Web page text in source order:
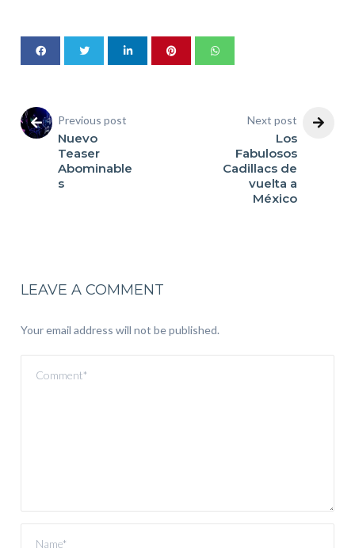
Previous post
Nuevo
Teaser
Abominable
s
Next post
Los
Fabulosos
Cadillacs de
vuelta a
México
LEAVE A COMMENT
Your email address will not be published.